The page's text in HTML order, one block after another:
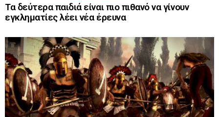
Τα δεύτερα παιδιά είναι πιο πιθανό να γίνουν
εγκληματίες λέει νέα έρευνα